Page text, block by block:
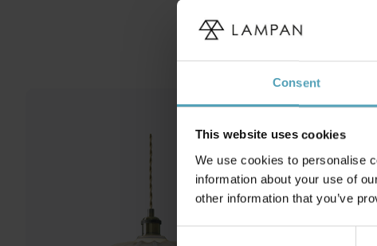
Consent
This website uses cookies
We use cookies to personalise
information about your use of
other information that you’ve
PRISMATCH